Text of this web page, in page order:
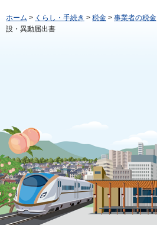
ホーム > くらし・手続き > 税金 > 事業者の税金
設・異動届出書